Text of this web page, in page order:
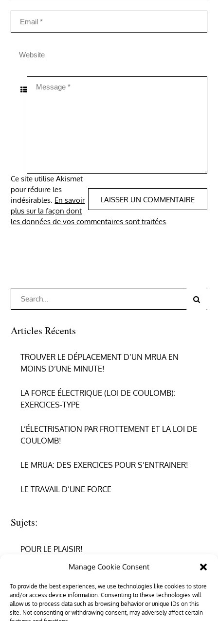
Manage Cookie Consent
To provide the best experiences, we use technologies like cookies to store
and/or access device information. Consenting to these technologies will
allow us to process data such as browsing behavior or unique IDs on this
site. Not consenting or withdrawing consent, may adversely affect certain
Ce site utilise Akismet
pour réduire les
indésirables. En savoir
plus sur la façon dont
les données de vos commentaires sont traitées.
for:
Search
Articles Récents
TROUVER LE DÉPLACEMENT D’UN MRUA EN
MOINS D’UNE MINUTE!
LA FORCE ÉLECTRIQUE (LOI DE COULOMB):
EXERCICES-TYPE
L’ÉLECTRISATION PAR FROTTEMENT ET LA LOI DE
COULOMB!
LE MRUA: DES EXERCICES POUR S’ENTRAINER!
LE TRAVAIL D’UNE FORCE
Sujets:
POUR LE PLAISIR!
REPRENDRE CONFIANCE
RÉUSSIR EN PHYSIQUE